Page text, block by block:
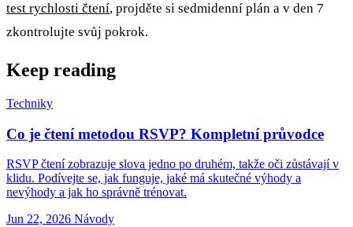
test rychlosti čtení, projděte si sedmidenní plán a v den 7
zkontrolujte svůj pokrok.
Keep reading
Techniky
Co je čtení metodou RSVP? Kompletní průvodce
RSVP čtení zobrazuje slova jedno po druhém, takže oči zůstávají v
klidu. Podívejte se, jak funguje, jaké má skutečné výhody a
nevýhody a jak ho správně trénovat.
Jun 22, 2026 Návody